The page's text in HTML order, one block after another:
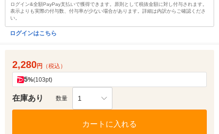
ログイン&全額PayPay支払いで獲得できます。原則として税抜金額に対し付与されます。
表示よりも実際の付与数、付与率が少ない場合があります。詳細は内訳からご確認くださ
い。
ログインはこちら
2,280円 （税込）
5%(103pt)
在庫あり 数量 1
カートに入れる